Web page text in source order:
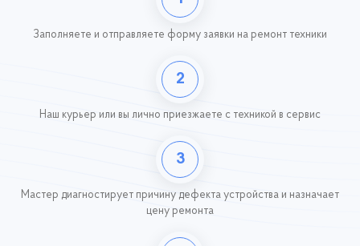
Заполняете и отправляете форму заявки на ремонт техники
2
Наш курьер или вы лично приезжаете с техникой в сервис
3
Мастер диагностирует причину дефекта устройства и назначает
цену ремонта